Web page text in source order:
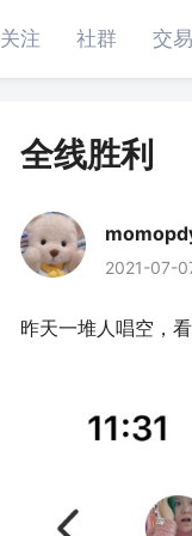
关注 社群 交
全线胜利
2021-07-
昨天一堆人唱空，